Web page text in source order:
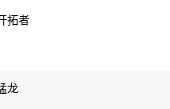
拓者
龙